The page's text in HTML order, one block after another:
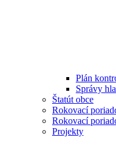
Plán
Správy
Štatút obce
Rokovací
Rokovací
Projekty